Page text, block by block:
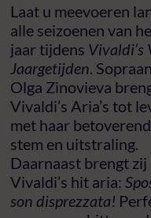
Laat u meevoeren
alle seizoenen van
jaar tijdens Vivaldi’s
Jaargetijden. Sopraan
Olga Zinovieva
Vivaldi’s Aria’s tot
met haar
stem en uitstraling.
Daarnaast brengt zij
Vivaldi’s hit aria:
son disprezzata!